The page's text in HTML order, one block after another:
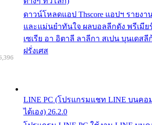
ดาวน์โหลดแอป Thscore แอปฯ รายงา
และแม่นยำทันใจ ผลบอลลีกดัง พรีเมี
เซเรีย อา อิตาลี ลาลีกา สเปน บุนเดสลี
ฝรั่งเศส
LINE PC (โปรแกรมแชท LINE บนคอ
ได้เอง) 26.2.0